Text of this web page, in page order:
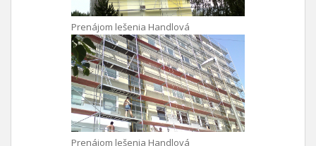
Prenájom lešenia Handlová
Prenájom lešenia Handlová